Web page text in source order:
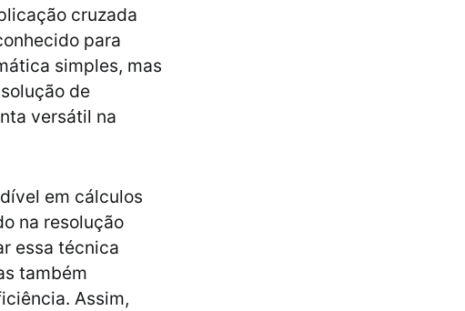
cruzada
para
simples, mas
de
versátil na
em cálculos
na resolução
essa técnica
também
Assim,